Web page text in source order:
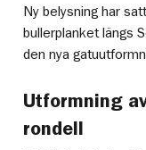
Ny belysning har
bullerplanket längs
den nya
Utformning
rondell